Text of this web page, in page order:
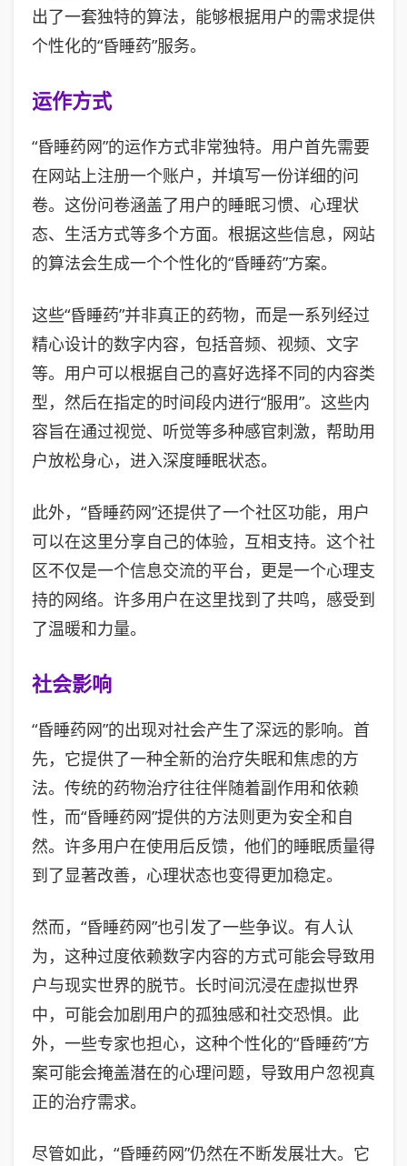
出了一套独特的算法，能够根据用户的需求提供
个性化的“昏睡药”服务。
运作方式
“昏睡药网”的运作方式非常独特。用户首先需要
在网站上注册一个账户，并填写一份详细的问
卷。这份问卷涵盖了用户的睡眠习惯、心理状
态、生活方式等多个方面。根据这些信息，网站
的算法会生成一个个性化的“昏睡药”方案。
这些“昏睡药”并非真正的药物，而是一系列经过
精心设计的数字内容，包括音频、视频、文字
等。用户可以根据自己的喜好选择不同的内容类
型，然后在指定的时间段内进行“服用”。这些内
容旨在通过视觉、听觉等多种感官刺激，帮助用
户放松身心，进入深度睡眠状态。
此外，“昏睡药网”还提供了一个社区功能，用户
可以在这里分享自己的体验，互相支持。这个社
区不仅是一个信息交流的平台，更是一个心理支
持的网络。许多用户在这里找到了共鸣，感受到
了温暖和力量。
社会影响
“昏睡药网”的出现对社会产生了深远的影响。首
先，它提供了一种全新的治疗失眠和焦虑的方
法。传统的药物治疗往往伴随着副作用和依赖
性，而“昏睡药网”提供的方法则更为安全和自
然。许多用户在使用后反馈，他们的睡眠质量得
到了显著改善，心理状态也变得更加稳定。
然而，“昏睡药网”也引发了一些争议。有人认
为，这种过度依赖数字内容的方式可能会导致用
户与现实世界的脱节。长时间沉浸在虚拟世界
中，可能会加剧用户的孤独感和社交恐惧。此
外，一些专家也担心，这种个性化的“昏睡药”方
案可能会掩盖潜在的心理问题，导致用户忽视真
正的治疗需求。
尽管如此，“昏睡药网”仍然在不断发展壮大。它